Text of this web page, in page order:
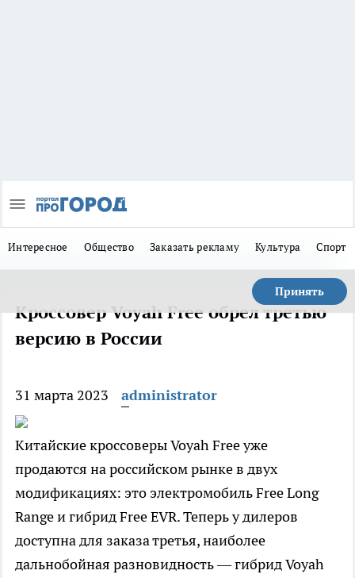
Интересное Общество Заказать рекламу Культура Спорт
Принять
Кроссовер Voyah Free обрел третью
версию в России
31 марта 2023 administrator
Китайские кроссоверы Voyah Free уже
продаются на российском рынке в двух
модификациях: это электромобиль Free Long
Range и гибрид Free EVR. Теперь у дилеров
доступна для заказа третья, наиболее
дальнобойная разновидность — гибрид Voyah